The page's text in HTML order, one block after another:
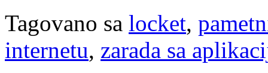
Tagovano sa locket,
internetu, zarada sa